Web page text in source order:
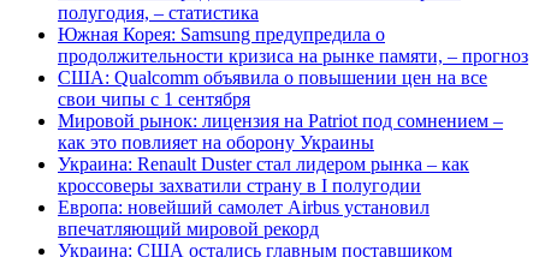
полугодия, – статистика
Южная Корея: Samsung предупредила о
продолжительности кризиса на рынке памяти, – прогноз
США: Qualcomm объявила о повышении цен на все
свои чипы с 1 сентября
Мировой рынок: лицензия на Patriot под сомнением –
как это повлияет на оборону Украины
Украина: Renault Duster стал лидером рынка – как
кроссоверы захватили страну в I полугодии
Европа: новейший самолет Airbus установил
впечатляющий мировой рекорд
Украина: США остались главным поставщиком